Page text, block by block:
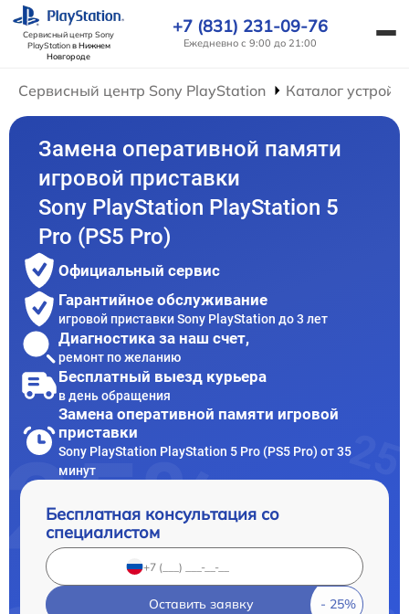
Сервисный центр Sony
PlayStationв Нижнем
Новгороде
+7 (831) 231-09-76
Ежедневно с 9:00 до 21:00
Сервисный центр Sony PlayStation Каталог
Замена оперативной памяти
игровой приставки
Sony PlayStation PlayStation 5
Pro (PS5 Pro)
Официальный сервис
Гарантийное обслуживание
игровой приставки Sony PlayStation до 3 лет
Диагностика за наш счет,
ремонт по желанию
Бесплатный выезд курьера
в день обращения
Замена оперативной памяти игровой
приставки
Sony PlayStation PlayStation 5 Pro (PS5 Pro) от 35
минут
Бесплатная консультация со
специалистом
Оставить заявку